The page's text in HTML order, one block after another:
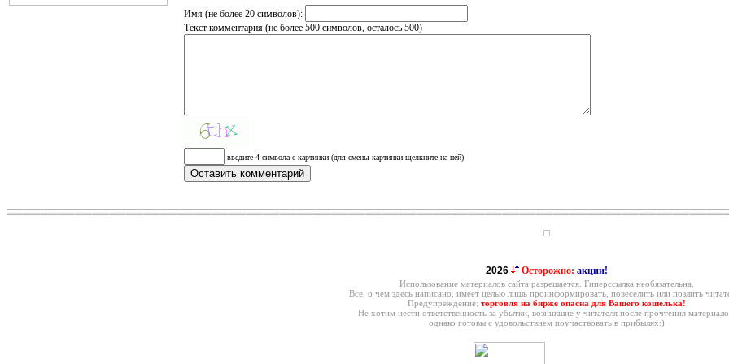
Имя (не более 20 символов):
Текст комментария (не более 500 символов, осталось 500)
введите 4 символа с картинки (для смены картинки щелкните на ней)
2026 Осторожно: акции!
Использование материалов сайта разрешается. Гиперссылка необязательна.
Все, о чем здесь написано, имеет целью лишь проинформировать, повеселить или позлить
Предупреждение: торговля на бирже опасна для Вашего кошелька!
Не хотим нести ответственность за убытки, возникшие у читателя после прочтения
однако готовы с удовольствием поучаствовать в прибылях:)